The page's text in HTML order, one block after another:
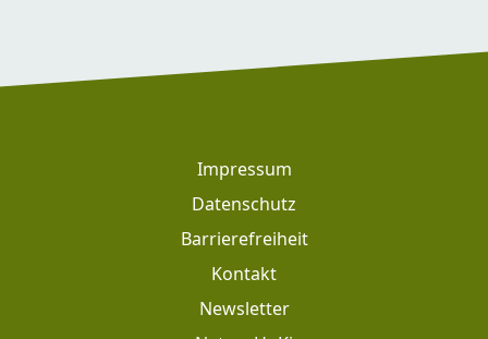
Impressum
Datenschutz
Barrierefreiheit
Kontakt
Newsletter